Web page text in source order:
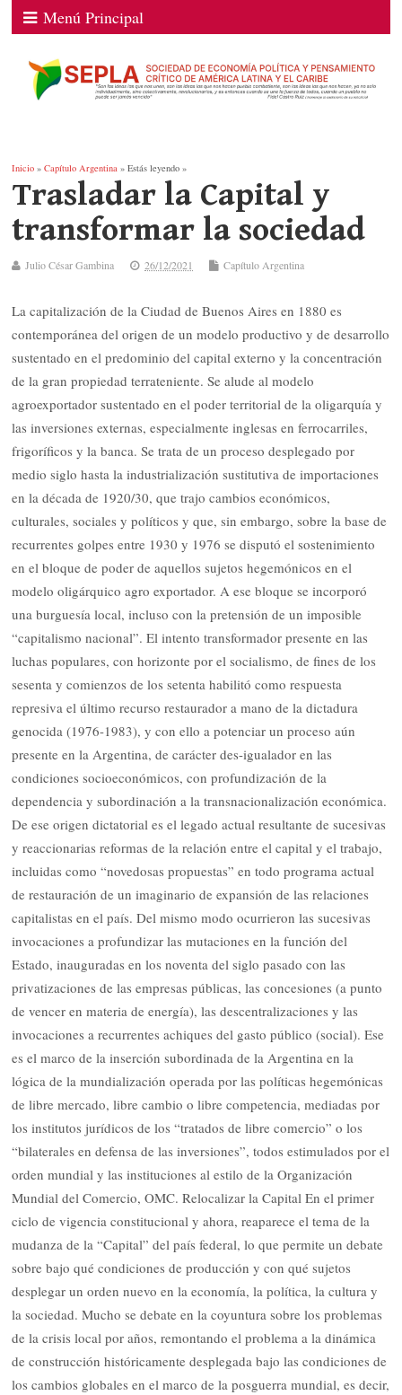
Menú Principal
Inicio »Capítulo Argentina » Estás leyendo »
Trasladar la Capital y
transformar la sociedad
Julio César Gambina 26/12/2021 Capítulo Argentina
La capitalización de la Ciudad de Buenos Aires en 1880 es
contemporánea del origen de un modelo productivo y de desarrollo
sustentado en el predominio del capital externo y la concentración
de la gran propiedad terrateniente. Se alude al modelo
agroexportador sustentado en el poder territorial de la oligarquía y
las inversiones externas, especialmente inglesas en ferrocarriles,
frigoríficos y la banca. Se trata de un proceso desplegado por
medio siglo hasta la industrialización sustitutiva de importaciones
en la década de 1920/30, que trajo cambios económicos,
culturales, sociales y políticos y que, sin embargo, sobre la base de
recurrentes golpes entre 1930 y 1976 se disputó el sostenimiento
en el bloque de poder de aquellos sujetos hegemónicos en el
modelo oligárquico agro exportador. A ese bloque se incorporó
una burguesía local, incluso con la pretensión de un imposible
“capitalismo nacional”. El intento transformador presente en las
luchas populares, con horizonte por el socialismo, de fines de los
sesenta y comienzos de los setenta habilitó como respuesta
represiva el último recurso restaurador a mano de la dictadura
genocida (1976-1983), y con ello a potenciar un proceso aún
presente en la Argentina, de carácter des-igualador en las
condiciones socioeconómicos, con profundización de la
dependencia y subordinación a la transnacionalización económica.
De ese origen dictatorial es el legado actual resultante de sucesivas
y reaccionarias reformas de la relación entre el capital y el trabajo,
incluidas como “novedosas propuestas” en todo programa actual
de restauración de un imaginario de expansión de las relaciones
capitalistas en el país. Del mismo modo ocurrieron las sucesivas
invocaciones a profundizar las mutaciones en la función del
Estado, inauguradas en los noventa del siglo pasado con las
privatizaciones de las empresas públicas, las concesiones (a punto
de vencer en materia de energía), las descentralizaciones y las
invocaciones a recurrentes achiques del gasto público (social). Ese
es el marco de la inserción subordinada de la Argentina en la
lógica de la mundialización operada por las políticas hegemónicas
de libre mercado, libre cambio o libre competencia, mediadas por
los institutos jurídicos de los “tratados de libre comercio” o los
“bilaterales en defensa de las inversiones”, todos estimulados por el
orden mundial y las instituciones al estilo de la Organización
Mundial del Comercio, OMC. Relocalizar la Capital En el primer
ciclo de vigencia constitucional y ahora, reaparece el tema de la
mudanza de la “Capital” del país federal, lo que permite un debate
sobre bajo qué condiciones de producción y con qué sujetos
desplegar un orden nuevo en la economía, la política, la cultura y
la sociedad. Mucho se debate en la coyuntura sobre los problemas
de la crisis local por años, remontando el problema a la dinámica
de construcción históricamente desplegada bajo las condiciones de
los cambios globales en el marco de la posguerra mundial, es decir,